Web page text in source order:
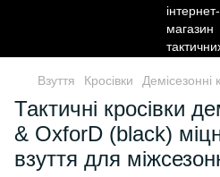
Взуття Кросівки Демісезонні
Тактичні кросівки
& OxforD (black)
взуття для